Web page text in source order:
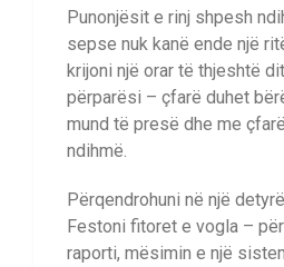
Punonjësit e rinj shpesh
sepse nuk kanë ende një
krijoni një orar të thjeshtë
përparësi – çfarë duhet
mund të presë dhe me
ndihmë.
Përqendrohuni në një
Festoni fitoret e vogla –
raporti, mësimin e një